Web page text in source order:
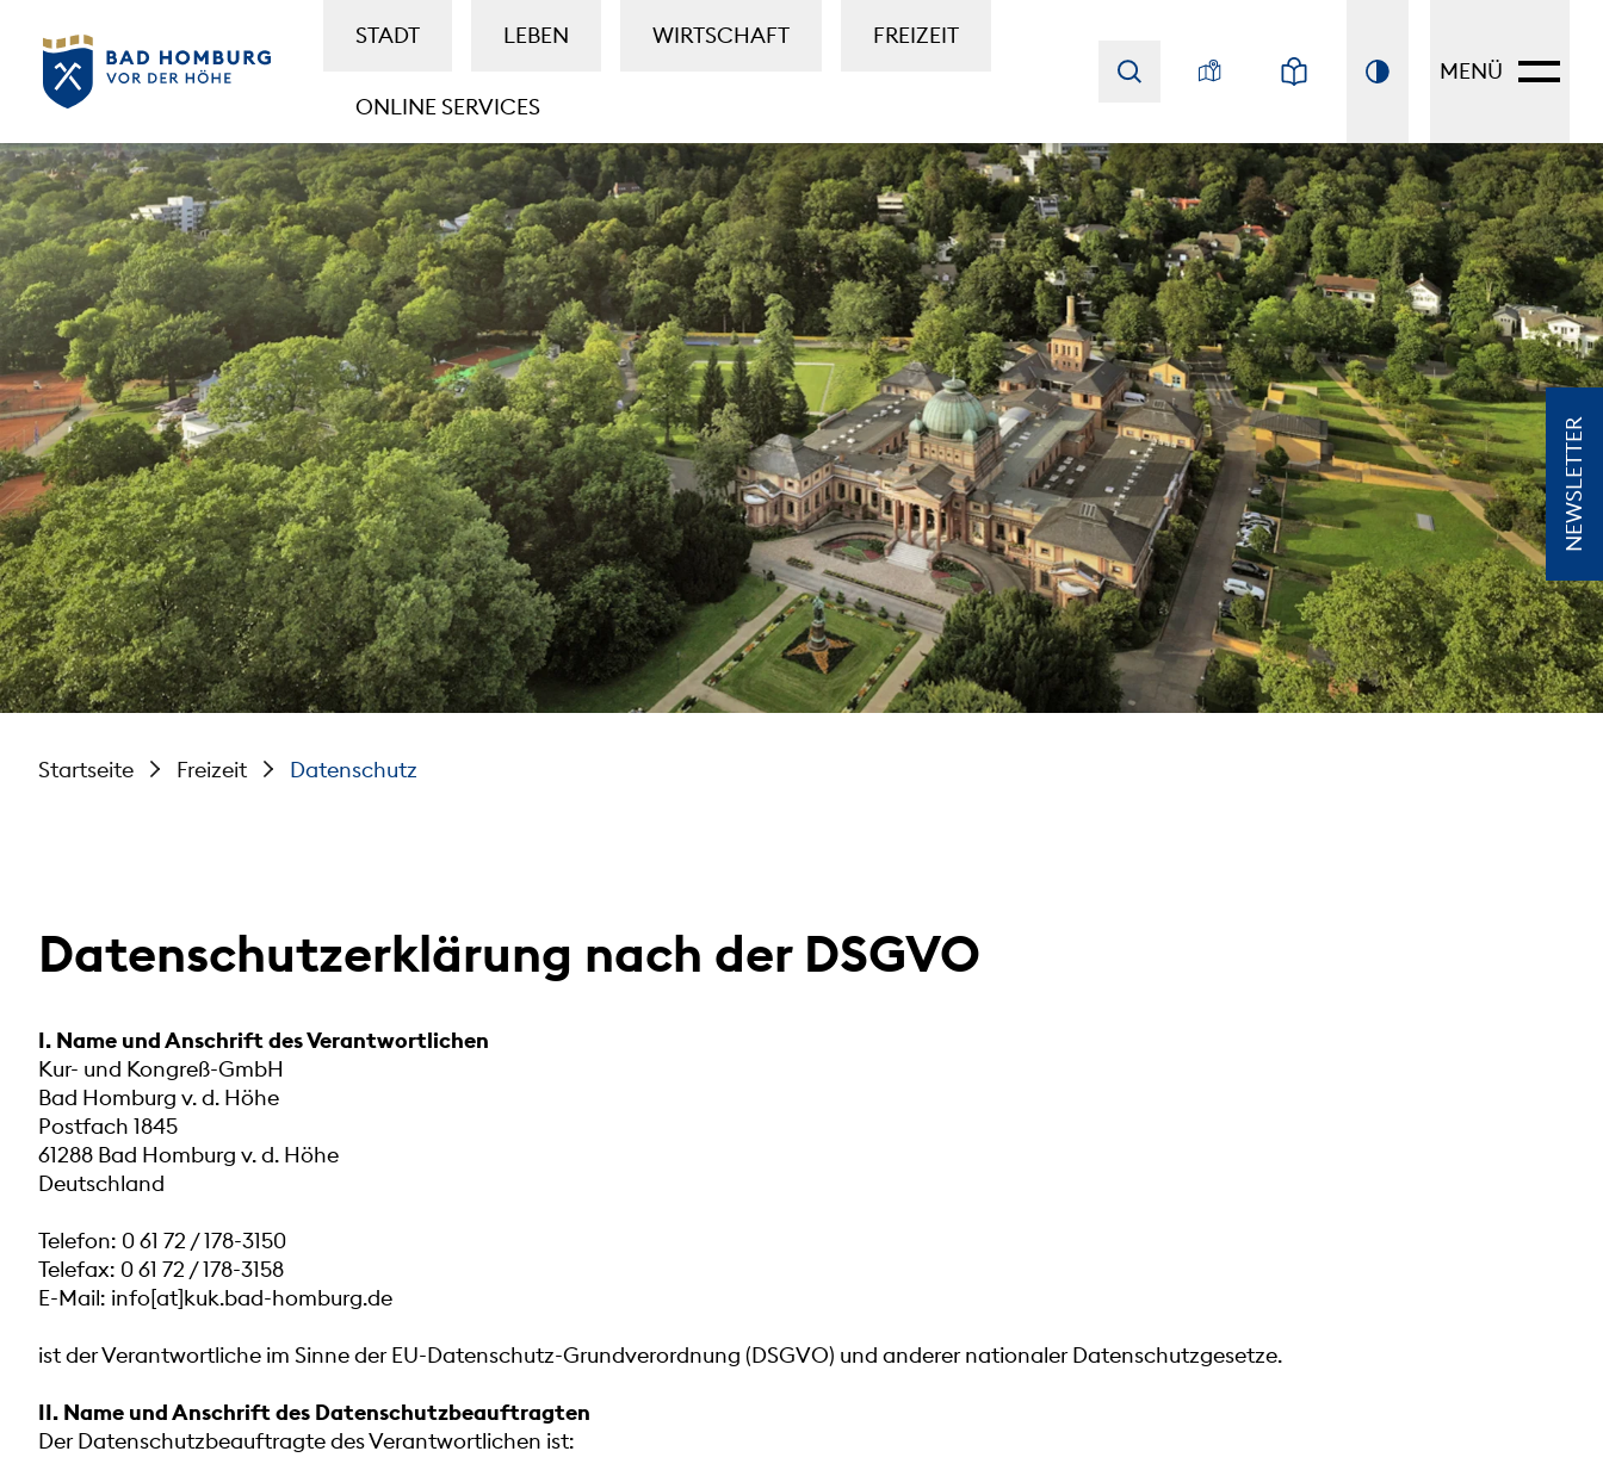
STADT LEBEN WIRTSCHAFT FREIZEIT
ONLINE SERVICES
MENÜ
Startseite Freizeit Datenschutz
NEWSLETTER
Datenschutzerklärung nach der DSGVO
I. Name und Anschrift des Verantwortlichen
Kur- und Kongreß-GmbH
Bad Homburg v. d. Höhe
Postfach 1845
61288 Bad Homburg v. d. Höhe
Deutschland
Telefon: 0 61 72 / 178-3150
Telefax: 0 61 72 / 178-3158
E-Mail: info[at]kuk.bad-homburg.de
ist der Verantwortliche im Sinne der EU-Datenschutz-Grundverordnung (DSGVO) und anderer nationaler Datenschutzgesetze.
II. Name und Anschrift des Datenschutzbeauftragten
Der Datenschutzbeauftragte des Verantwortlichen ist: